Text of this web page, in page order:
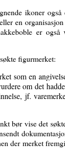
ikoner
en
er
figurmerket:
som en
om det
jf.
bør vise det
der merket